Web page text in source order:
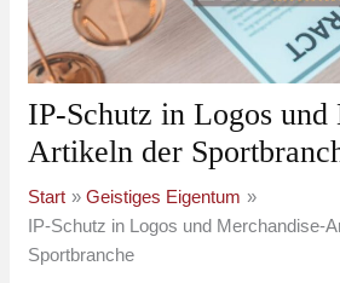
IP-Schutz in Logos und
Artikeln der
Start
Geistiges Eigentum
IP-Schutz in Logos und Merchandise-
Sportbranche